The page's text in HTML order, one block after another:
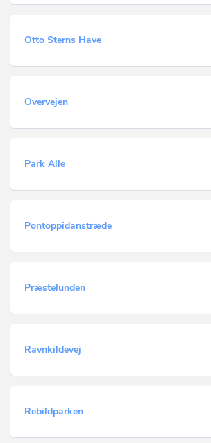
Otto Sterns Have
Overvejen
Park Alle
Pontoppidanstræde
Præstelunden
Ravnkildevej
Rebildparken